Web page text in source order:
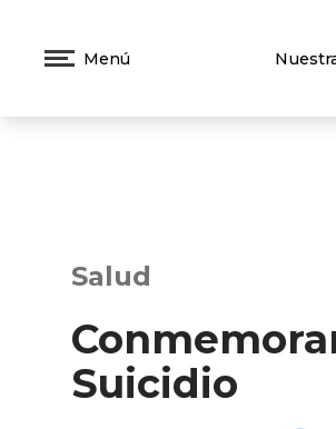
Menú
Salud
Suicidio